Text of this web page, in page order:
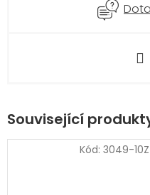
Související
Kód: 3049-10Z